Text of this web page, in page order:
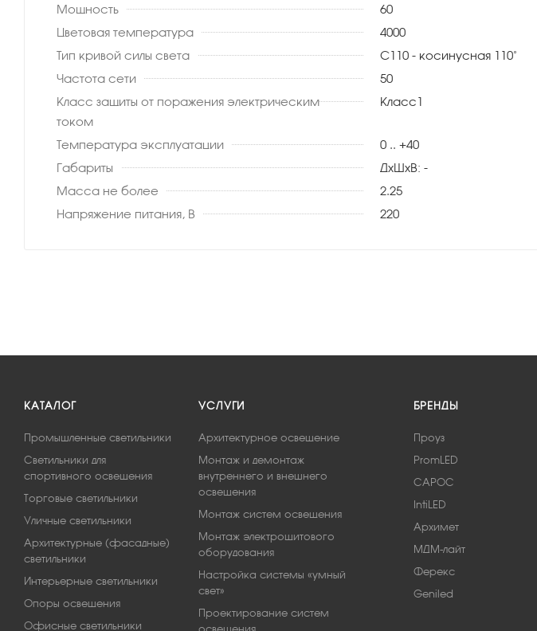
Мощность
60
Цветовая температура
4000
Тип кривой силы света
C110 - косинусная 110˚
Частота сети
50
Класс защиты от поражения электрическим
током
Класс1
Температура эксплуатации
0 .. +40
Габариты
ДхШхВ: -
Масса не более
2.25
Напряжение питания, В
220
КАТАЛОГ
Промышленные светильники
Светильники для
спортивного освещения
Торговые светильники
Уличные светильники
Архитектурные (фасадные)
светильники
Интерьерные светильники
Опоры освещения
Офисные светильники
УСЛУГИ
Архитектурное освещение
Монтаж и демонтаж
внутреннего и внешнего
освещения
Монтаж систем освещения
Монтаж электрощитового
оборудования
Настройка системы «умный
свет»
Проектирование систем
БРЕНДЫ
Проуз
PromLED
САРОС
IntiLED
Архимет
МДМ-лайт
Ферекс
Geniled